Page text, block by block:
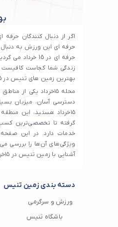
اگر از دنبال کنندگان
حرفه ای این ورزش به
زندگی شما کجاست کافیست
بهترین زمین های تنیس در 15 خرداد را پیدا نمایید.
محله ۱۵خرداد یکی
دسترسی آسان، میزبان
۱۵خرداد هستید، این
گرفته تا تخصصی‌ترین کسب
خدمات دارد. در این
ویژگی‌های آن‌ها را بررسی
آشنایی با زمین تنیس در ۱۵خرداد می‌تواند به شما کمک کند تا بهترین گزینه‌ها را انتخاب کنید.
دسته بندی زمین تنیس
ورزش و سرگرمی
باشگاه تنیس